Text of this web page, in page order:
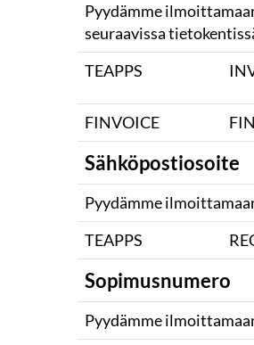
Pyydämme
seuraavissa
TEAPPS
FINVOICE
Sähköpostiosoite
Pyydämme
TEAPPS
Sopimusnumero
Pyydämme